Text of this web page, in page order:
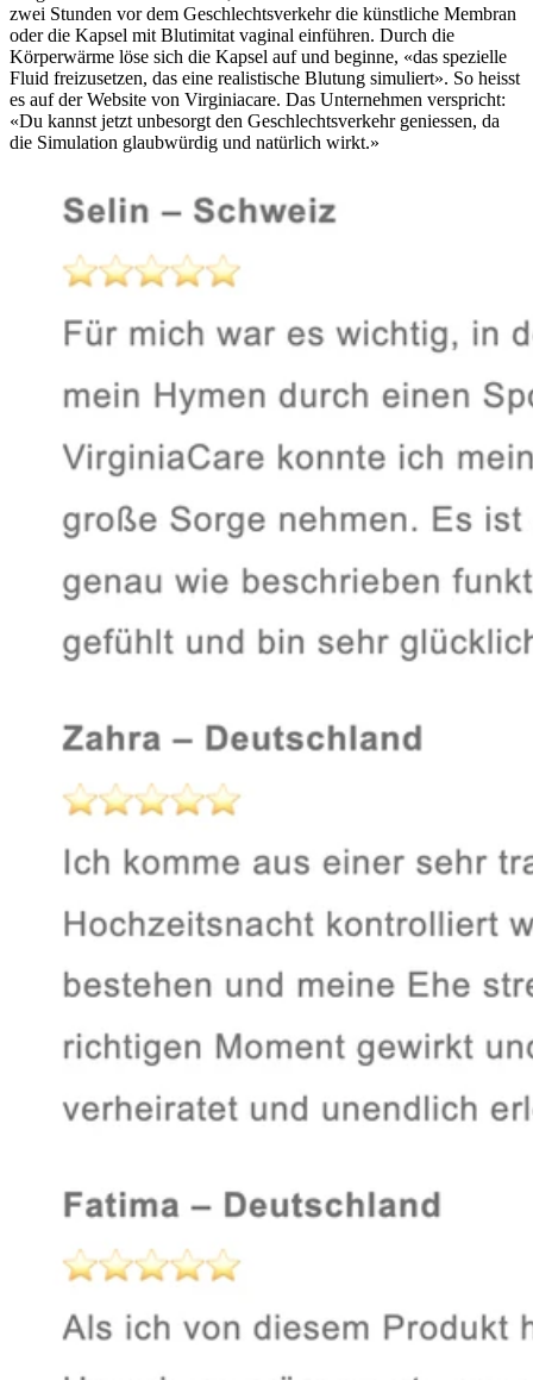
zwei Stunden vor dem Geschlechtsverkehr die künstliche Membran
oder die Kapsel mit Blutimitat vaginal einführen. Durch die
Körperwärme löse sich die Kapsel auf und beginne, «das spezielle
Fluid freizusetzen, das eine realistische Blutung simuliert». So heisst
es auf der Website von Virginiacare. Das Unternehmen verspricht:
«Du kannst jetzt unbesorgt den Geschlechtsverkehr geniessen, da
die Simulation glaubwürdig und natürlich wirkt.»